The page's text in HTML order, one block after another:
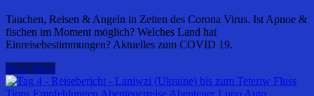
Tauchen, Reisen & Angeln in Zeiten des Corona Virus. Ist Apnoe &
fischen im Moment möglich? Welches Land hat
Einreisebestimmungen? Aktuelles zum COVID 19.
Read More